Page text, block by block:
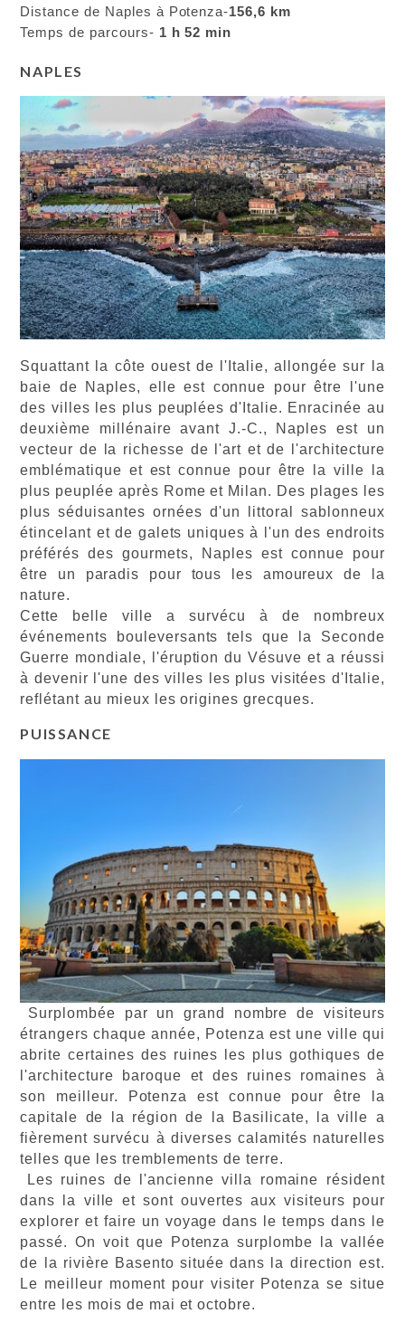
Distance de Naples à Potenza-156,6 km
Temps de parcours- 1 h 52 min
NAPLES
Squattant la côte ouest de l'Italie, allongée sur la
baie de Naples, elle est connue pour être l'une
des villes les plus peuplées d'Italie. Enracinée au
deuxième millénaire avant J.-C., Naples est un
vecteur de la richesse de l'art et de l'architecture
emblématique et est connue pour être la ville la
plus peuplée après Rome et Milan. Des plages les
plus séduisantes ornées d'un littoral sablonneux
étincelant et de galets uniques à l'un des endroits
préférés des gourmets, Naples est connue pour
être un paradis pour tous les amoureux de la
nature.
Cette belle ville a survécu à de nombreux
événements bouleversants tels que la Seconde
Guerre mondiale, l'éruption du Vésuve et a réussi
à devenir l'une des villes les plus visitées d'Italie,
reflétant au mieux les origines grecques.
PUISSANCE
Surplombée par un grand nombre de visiteurs
étrangers chaque année, Potenza est une ville qui
abrite certaines des ruines les plus gothiques de
l'architecture baroque et des ruines romaines à
son meilleur. Potenza est connue pour être la
capitale de la région de la Basilicate, la ville a
fièrement survécu à diverses calamités naturelles
telles que les tremblements de terre.
Les ruines de l'ancienne villa romaine résident
dans la ville et sont ouvertes aux visiteurs pour
explorer et faire un voyage dans le temps dans le
passé. On voit que Potenza surplombe la vallée
de la rivière Basento située dans la direction est.
Le meilleur moment pour visiter Potenza se situe
entre les mois de mai et octobre.